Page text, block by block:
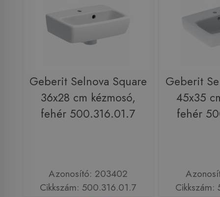
Geberit Selnova Square
36x28 cm kézmosó,
fehér 500.316.01.7
Azonosító: 203402
Cikkszám: 500.316.01.7
Geberit
45x35
fehér